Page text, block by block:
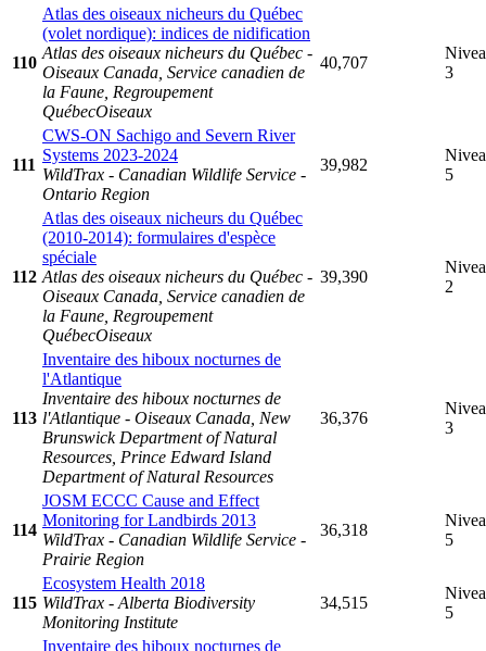
110
Atlas des oiseaux nicheurs du Québec
(volet nordique): indices de nidification
Atlas des oiseaux nicheurs du Québec -
Oiseaux Canada, Service canadien de
la Faune, Regroupement
QuébecOiseaux
40,707
3
111
CWS-ON Sachigo and Severn River
Systems 2023-2024
WildTrax - Canadian Wildlife Service -
Ontario Region
39,982
5
112
Atlas des oiseaux nicheurs du Québec
(2010-2014): formulaires d'espèce
spéciale
Atlas des oiseaux nicheurs du Québec -
Oiseaux Canada, Service canadien de
la Faune, Regroupement
QuébecOiseaux
39,390
2
113
Inventaire des hiboux nocturnes de
l'Atlantique
Inventaire des hiboux nocturnes de
l'Atlantique - Oiseaux Canada, New
Brunswick Department of Natural
Resources, Prince Edward Island
Department of Natural Resources
36,376
3
114
JOSM ECCC Cause and Effect
Monitoring for Landbirds 2013
WildTrax - Canadian Wildlife Service -
Prairie Region
36,318
5
115
Ecosystem Health 2018
WildTrax - Alberta Biodiversity
Monitoring Institute
34,515
5
Inventaire des hiboux nocturnes de